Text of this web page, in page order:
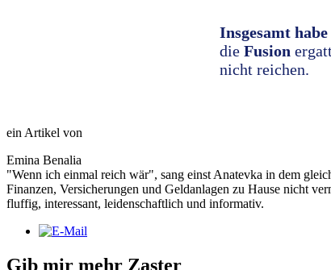
Insgesamt
die Fusion
nicht reichen.
ein Artikel von
Emina Benalia
"Wenn ich einmal reich wär", sang einst Anatevka in dem
Finanzen, Versicherungen und Geldanlagen zu Hause nicht
fluffig, interessant, leidenschaftlich und informativ.
Gib mir mehr Zaster